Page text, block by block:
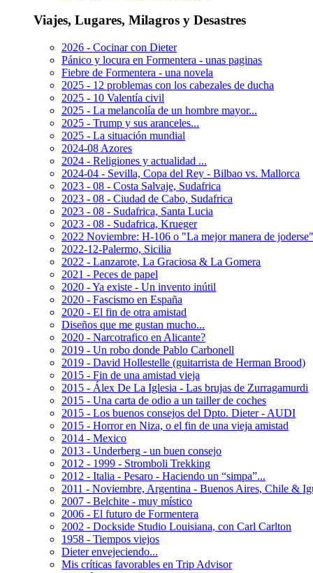
Viajes, Lugares, Milagros y Desastres
2026 - Cocinar con Dieter
Pánico y locura en Formentera - unas paginas
Fiebre de Formentera - una novela
2025 - 12 problemas con los cabezales de ducha
2025 - 10 Valentía civil
2025 - La melancolía de un hombre mayor...
2025 - Trump y sus aranceles...
2025 - La situación mundial
2024-08 Azores
2024 - Religiones y actualidad ...
2024-04 - Sevilla, Copa del Rey - Bilbao vs. Mallorca
2023 - 08 - Costa Salvaje, Sudafrica
2023 - 08 - Ciudad de Cabo, Sudafrica
2023 - 08 - Sudafrica, Santa Lucia
2023 - 08 - Sudafrica, Krueger
2022 Noviembre: H-106 o "La mejor manera de
2022-12-Palermo, Sicilia
2022 - Lanzarote, La Graciosa & La Gomera
2021 - Peces de papel
2020 - Ya existe - Un invento inútil
2020 - Fascismo en España
2020 - El fin de otra amistad
Diseños que me gustan mucho...
2020 - Narcotrafico en Alicante?
2019 - Un robo donde Pablo Carbonell
2019 - David Hollestelle (guitarrista de Herman Brood)
2015 - Fin de una amistad vieja
2015 - Álex De La Iglesia - Las brujas de Zurragamurdi
2015 - Una carta de odio a un tailler de coches
2015 - Los buenos consejos del Dpto. Dieter - AUDI
2015 - Horror en Niza, o el fin de una vieja amistad
2014 - Mexico
2013 - Underberg - un buen consejo
2012 - 1999 - Stromboli Trekking
2012 - Italia - Pesaro - Haciendo un “simpa”...
2011 - Noviembre, Argentina - Buenos Aires, Chile &
2007 - Belchite - muy místico
2006 - El futuro de Formentera
2002 - Dockside Studio Louisiana, con Carl Carlton
1958 - Tiempos viejos
Dieter envejeciendo...
Mis críticas favorables en Trip Advisor